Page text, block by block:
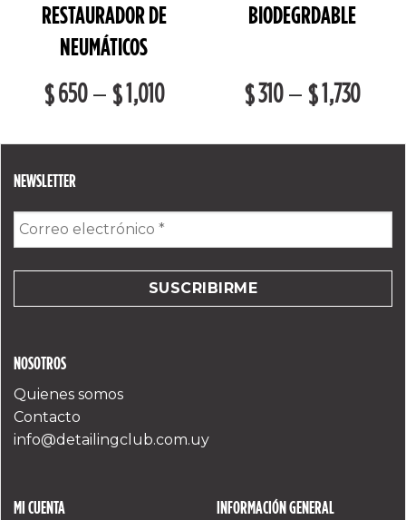
RESTAURADOR DE
NEUMÁTICOS
$ 650– $1,010
BIODEGRDABLE
$310– $1,730
NOSOTROS
Quienes somos
Contacto
info@detailingclub.com.uy
MI CUENTA INFORMACIÓN GENERAL
NEWSLETTER
Correo
electrónico